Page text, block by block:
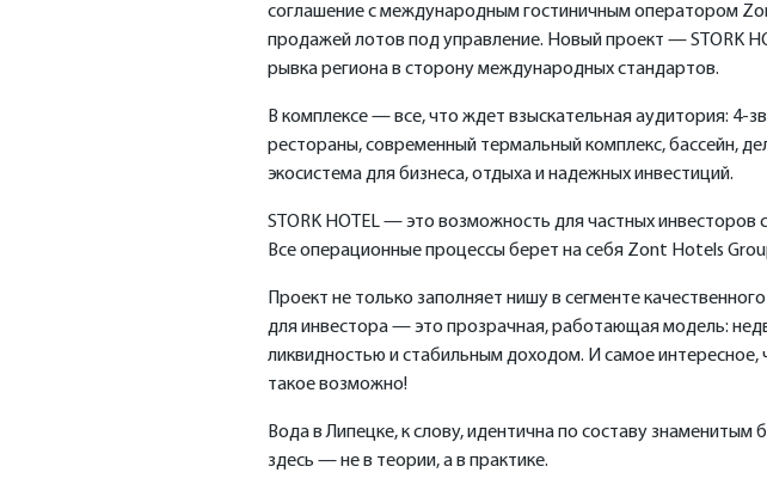
соглашение с международным гостиничным оператором
продажей лотов под управление. Новый проект — STORK
рывка региона в сторону международных стандартов.
В комплексе — все, что ждет взыскательная аудитория:
рестораны, современный термальный комплекс, бассейн,
экосистема для бизнеса, отдыха и надежных инвестиций.
STORK HOTEL — это возможность для частных инвесторов
Все операционные процессы берет на себя Zont Hotels
Проект не только заполняет нишу в сегменте
для инвестора — это прозрачная, работающая модель:
ликвидностью и стабильным доходом. И самое интересное,
такое возможно!
Вода в Липецке, к слову, идентична по составу
здесь — не в теории, а в практике.